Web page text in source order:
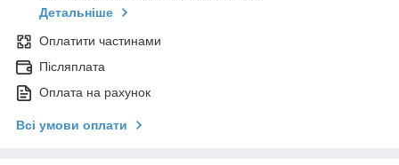
Детальніше
Оплатити частинами
Післяплата
Оплата на рахунок
Всі умови оплати